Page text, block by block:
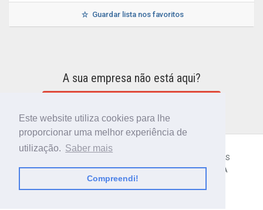
Este website utiliza cookies para lhe
proporcionar uma melhor experiência de
utilização. Saber mais
Compreendi!
Guardar lista nos favoritos
A sua empresa não está aqui?
TERMOS E CONDIÇÕES
POLÍTICA DE PRIVACIDADE
CONTACTOS AJUDA